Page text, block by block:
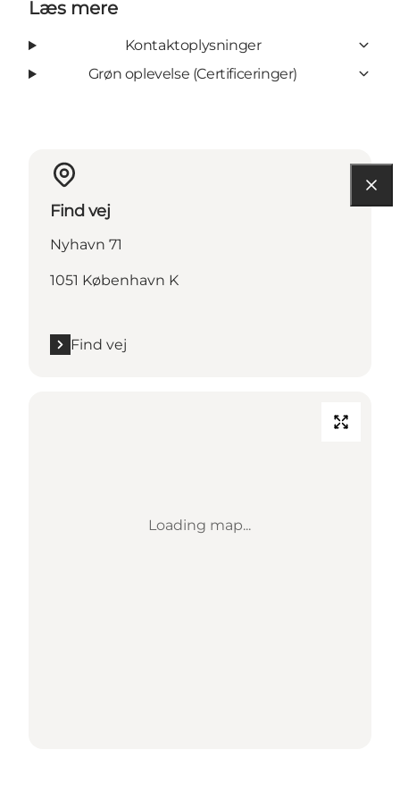
Læs mere
Kontaktoplysninger
Grøn oplevelse (Certificeringer)
Find vej
Nyhavn 71
1051 København K
Find vej
Loading map...